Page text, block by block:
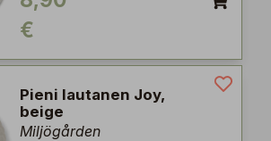
€
Pieni lautanen Joy,
beige
Miljögården